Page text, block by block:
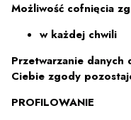
Możliwość cofnięcia
w każdej chwili
Przetwarzanie
Ciebie zgody
PROFILOWANIE